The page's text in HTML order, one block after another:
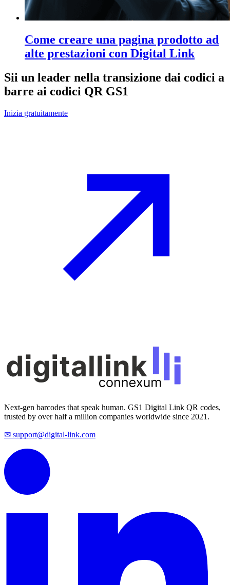
Come creare una pagina prodotto ad
alte prestazioni con Digital Link
Sii un leader nella transizione dai codici a
barre ai codici QR GS1
Inizia gratuitamente
Next-gen barcodes that speak human. GS1 Digital Link QR codes,
trusted by over half a million companies worldwide since 2021.
✉ support@digital-link.com